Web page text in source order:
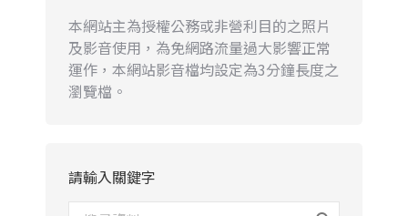
本網站主為授權公務或非營利目的之照片
及影音使用，為免網路流量過大影響正常
運作，本網站影音檔均設定為3分鐘長度之
瀏覽檔。
請輸入關鍵字